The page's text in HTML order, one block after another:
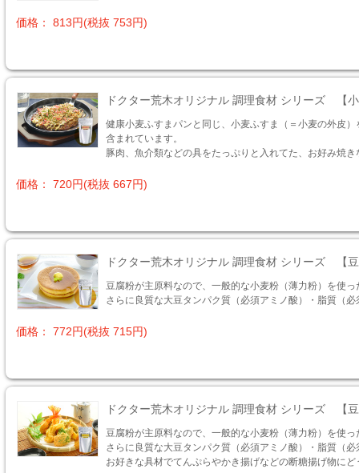
価格： 813円(税抜 753円)
ドクター荒木オリジナル 調理食材 シリーズ 【
健康小麦ふすまパンと同じ、小麦ふすま（＝小麦の外皮
含まれています。
豚肉、魚介類などの具をたっぷりと入れてた、お好み焼
価格： 720円(税抜 667円)
ドクター荒木オリジナル 調理食材 シリーズ 【
豆腐粉が主原料なので、一般的な小麦粉（薄力粉）を使
さらに良質な大豆タンパク質（必須アミノ酸）・脂質（
価格： 772円(税抜 715円)
ドクター荒木オリジナル 調理食材 シリーズ 【
豆腐粉が主原料なので、一般的な小麦粉（薄力粉）を使
さらに良質な大豆タンパク質（必須アミノ酸）・脂質（
お好きな具材でてんぷらやかき揚げなどの断糖揚げ物にど